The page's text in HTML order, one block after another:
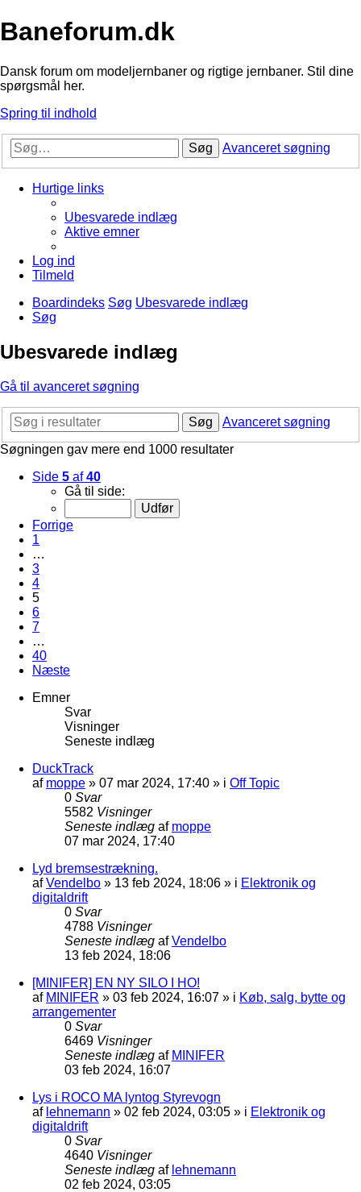
Baneforum.dk
Dansk forum om modeljernbaner og rigtige jernbaner. Stil dine
spørgsmål her.
Spring til indhold
Søg Avanceret søgning
Hurtige links
Ubesvarede indlæg
Aktive emner
Log ind
Tilmeld
Boardindeks Søg Ubesvarede indlæg
Søg
Ubesvarede indlæg
Gå til avanceret søgning
Søg
Avanceret søgning
Søgningen gav mere end 1000 resultater
Side 5 af40
Gå til side:
Forrige
1
…
3
4
5
6
7
…
40
Næste
Emner
Svar
Visninger
Seneste indlæg
DuckTrack
af moppe » 07 mar 2024, 17:40 » i Off Topic
0 Svar
5582 Visninger
Seneste indlæg af moppe
07 mar 2024, 17:40
Lyd bremsestrækning.
afVendelbo » 13 feb 2024, 18:06 » i Elektronik og
digitaldrift
0 Svar
4788 Visninger
Seneste indlæg afVendelbo
13 feb 2024, 18:06
[MINIFER] EN NY SILO I HO!
af MINIFER » 03 feb 2024, 16:07 » i Køb, salg, bytte og
arrangementer
0 Svar
6469 Visninger
Seneste indlæg af MINIFER
03 feb 2024, 16:07
Lys i ROCO MA lyntog Styrevogn
af lehnemann » 02 feb 2024, 03:05 » i Elektronik og
digitaldrift
0 Svar
4640 Visninger
Seneste indlæg af lehnemann
02 feb 2024, 03:05